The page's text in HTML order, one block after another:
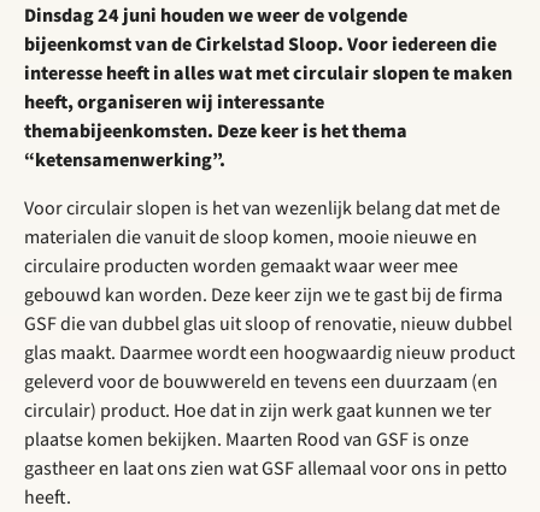
Dinsdag 24 juni houden we weer de volgende
bijeenkomst van de Cirkelstad Sloop. Voor iedereen die
interesse heeft in alles wat met circulair slopen te maken
heeft, organiseren wij interessante
themabijeenkomsten. Deze keer is het thema
“ketensamenwerking”.
Voor circulair slopen is het van wezenlijk belang dat met de
materialen die vanuit de sloop komen, mooie nieuwe en
circulaire producten worden gemaakt waar weer mee
gebouwd kan worden. Deze keer zijn we te gast bij de firma
GSF die van dubbel glas uit sloop of renovatie, nieuw dubbel
glas maakt. Daarmee wordt een hoogwaardig nieuw product
geleverd voor de bouwwereld en tevens een duurzaam (en
circulair) product. Hoe dat in zijn werk gaat kunnen we ter
plaatse komen bekijken. Maarten Rood van GSF is onze
gastheer en laat ons zien wat GSF allemaal voor ons in petto
heeft.